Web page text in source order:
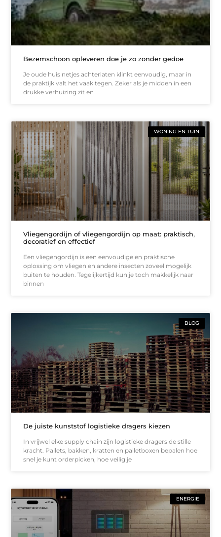
Bezemschoon opleveren doe je zo zonder gedoe
Je oude huis netjes achterlaten klinkt eenvoudig, maar in
de praktijk valt het vaak tegen. Zeker als je midden in een
drukke verhuizing zit en
WONING EN TUIN
Vliegengordijn of vliegengordijn op maat: praktisch,
decoratief en effectief
Een vliegengordijn is een eenvoudige en praktische
oplossing om vliegen en andere insecten zoveel mogelijk
buiten te houden. Tegelijkertijd kun je toch makkelijk naar
binnen
BLOG
De juiste kunststof logistieke dragers kiezen
In vrijwel elke supply chain zijn logistieke dragers de stille
kracht. Pallets, bakken, kratten en palletboxen bepalen hoe
snel je kunt orderpicken, hoe veilig je
ENERGIE